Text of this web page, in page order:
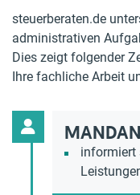
steuerberaten.de
administrativen
Dies zeigt folgender
Ihre fachliche Arbeit
informiert